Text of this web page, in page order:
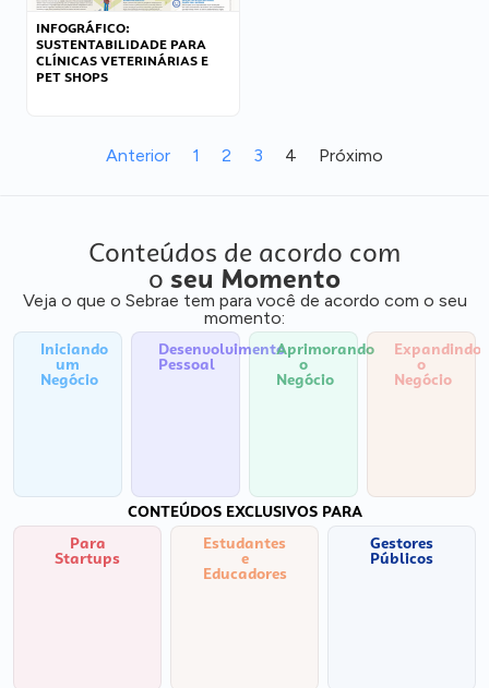
INFOGRÁFICO:
SUSTENTABILIDADE PARA
CLÍNICAS VETERINÁRIAS E
PET SHOPS
Anterior 1 2 3 4 Próximo
Conteúdos de acordo com
o seu Momento
Veja o que o Sebrae tem para você de acordo com o seu
momento:
Iniciando
um
Negócio
Desenvolvimento
Pessoal
Aprimorando
o
Negócio
Expandindo
o
Negócio
CONTEÚDOS EXCLUSIVOS PARA
Para
Startups
Estudantes
e
Educadores
Gestores
Públicos